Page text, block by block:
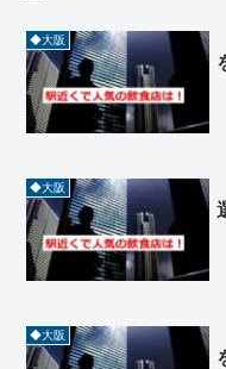
◆大阪
◆大阪
◆大阪